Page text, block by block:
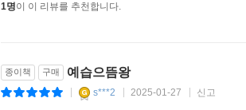
1명이 이 리뷰를 추천합니다.
종이책 구매 예습으뜸왕
s***2 2025-01-27 신고